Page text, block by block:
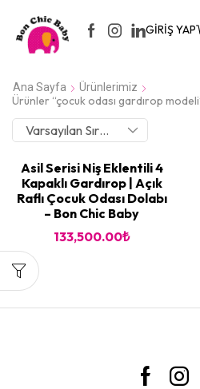
GIRIŞ YAP
Ana Sayfa Ürünlerimiz
Ürünler “çocuk odası gardırop
Asil Serisi Niş Eklentili 4
Kapaklı Gardırop | Açık
Raflı Çocuk Odası Dolabı
– Bon Chic Baby
133,500.00₺